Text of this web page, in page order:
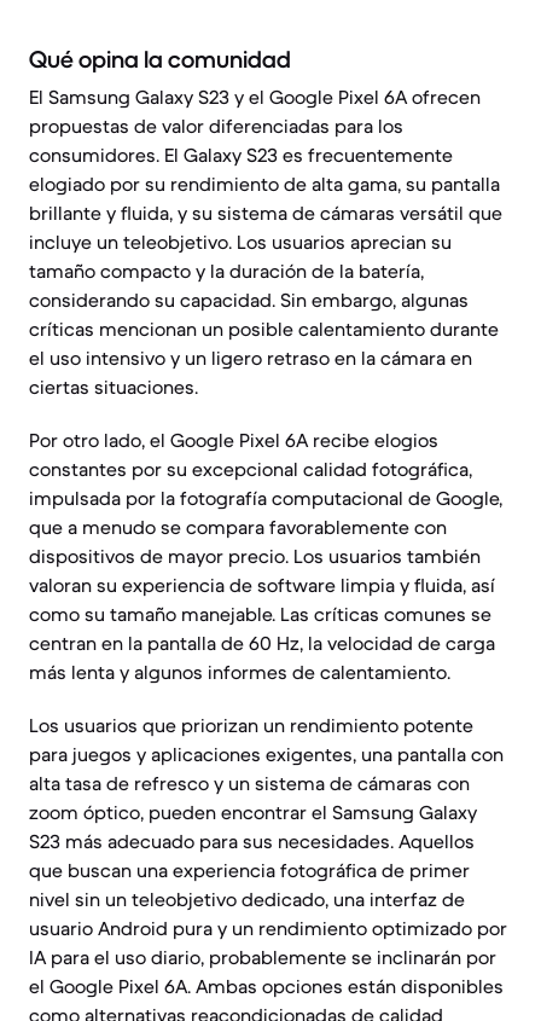
Qué opina la comunidad
El Samsung Galaxy S23 y el Google Pixel 6A ofrecen
propuestas de valor diferenciadas para los
consumidores. El Galaxy S23 es frecuentemente
elogiado por su rendimiento de alta gama, su pantalla
brillante y fluida, y su sistema de cámaras versátil que
incluye un teleobjetivo. Los usuarios aprecian su
tamaño compacto y la duración de la batería,
considerando su capacidad. Sin embargo, algunas
críticas mencionan un posible calentamiento durante
el uso intensivo y un ligero retraso en la cámara en
ciertas situaciones.
Por otro lado, el Google Pixel 6A recibe elogios
constantes por su excepcional calidad fotográfica,
impulsada por la fotografía computacional de Google,
que a menudo se compara favorablemente con
dispositivos de mayor precio. Los usuarios también
valoran su experiencia de software limpia y fluida, así
como su tamaño manejable. Las críticas comunes se
centran en la pantalla de 60 Hz, la velocidad de carga
más lenta y algunos informes de calentamiento.
Los usuarios que priorizan un rendimiento potente
para juegos y aplicaciones exigentes, una pantalla con
alta tasa de refresco y un sistema de cámaras con
zoom óptico, pueden encontrar el Samsung Galaxy
S23 más adecuado para sus necesidades. Aquellos
que buscan una experiencia fotográfica de primer
nivel sin un teleobjetivo dedicado, una interfaz de
usuario Android pura y un rendimiento optimizado por
IA para el uso diario, probablemente se inclinarán por
el Google Pixel 6A. Ambas opciones están disponibles
como alternativas reacondicionadas de calidad